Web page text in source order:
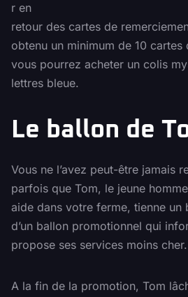
r en
retour des cartes de
obtenu un minimum de 10 cartes
vous pourrez acheter un colis
lettres bleue.
Le ballon de
Vous ne l’avez peut-être jamais
parfois que Tom, le jeune
aide dans votre ferme, tienne un
d’un ballon promotionnel qui
propose ses services moins cher.
A la fin de la promotion, Tom